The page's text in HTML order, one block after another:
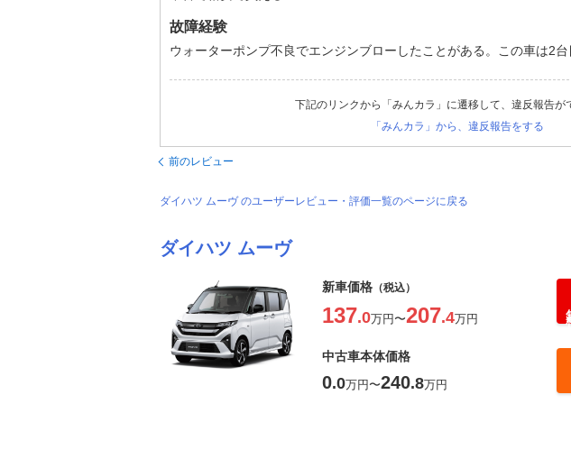
故障経験
ウォーターポンプ不良でエンジンブローしたことがある。この車は2台
下記のリンクから「みんカラ」に遷移して、違反報告が
「みんカラ」から、違反報告をする
前のレビュー
ダイハツ ムーヴ のユーザーレビュー・評価一覧のページに戻る
ダイハツ ムーヴ
新車価格 （税込）
137.0万円〜207.4万円
中古車本体価格
0.0万円〜240.8万円